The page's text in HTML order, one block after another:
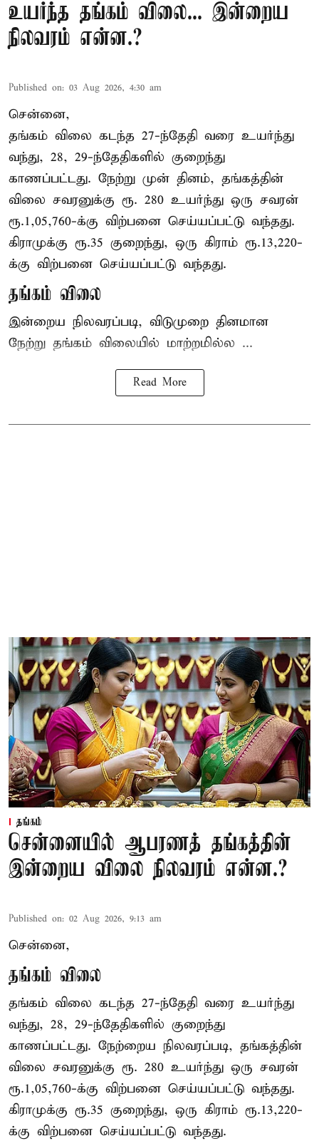
உயர்ந்த தங்கம் விலை... இன்றைய
நிலவரம் என்ன.?
Published on: 03 Aug 2026, 4:30 am
சென்னை,
தங்கம் விலை கடந்த 27-ந்தேதி வரை உயர்ந்து
வந்து, 28, 29-ந்தேதிகளில் குறைந்து
காணப்பட்டது. நேற்று முன் தினம், தங்கத்தின்
விலை சவரனுக்கு ரூ. 280 உயர்ந்து ஒரு சவரன்
ரூ.1,05,760-க்கு விற்பனை செய்யப்பட்டு வந்தது.
கிராமுக்கு ரூ.35 குறைந்து, ஒரு கிராம் ரூ.13,220-
க்கு விற்பனை செய்யப்பட்டு வந்தது.
தங்கம் விலை
இன்றைய நிலவரப்படி, விடுமுறை தினமான
நேற்று தங்கம் விலையில் மாற்றமில்ல ...
Read More
தங்கம்
சென்னையில் ஆபரணத் தங்கத்தின்
இன்றைய விலை நிலவரம் என்ன.?
Published on: 02 Aug 2026, 9:13 am
சென்னை,
தங்கம் விலை
தங்கம் விலை கடந்த 27-ந்தேதி வரை உயர்ந்து
வந்து, 28, 29-ந்தேதிகளில் குறைந்து
காணப்பட்டது. நேற்றைய நிலவரப்படி, தங்கத்தின்
விலை சவரனுக்கு ரூ. 280 உயர்ந்து ஒரு சவரன்
ரூ.1,05,760-க்கு விற்பனை செய்யப்பட்டு வந்தது.
கிராமுக்கு ரூ.35 குறைந்து, ஒரு கிராம் ரூ.13,220-
க்கு விற்பனை செய்யப்பட்டு வந்தது.